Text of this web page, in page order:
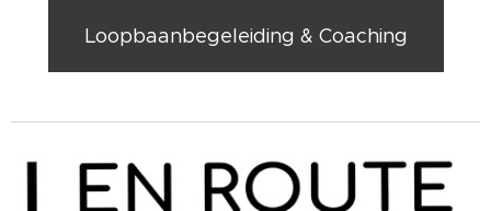
Loopbaanbegeleiding & Coaching